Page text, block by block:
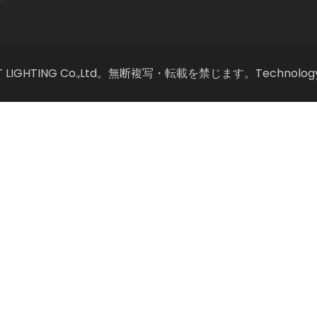
LIGHTING Co.,Ltd。無断複写・転載を禁じます。